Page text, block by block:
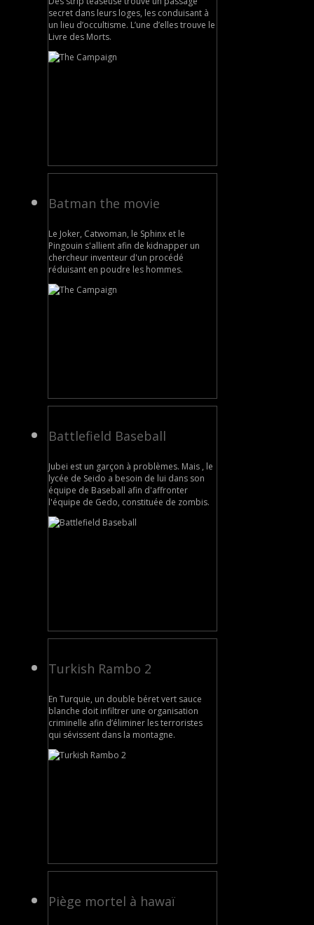
secret dans leurs loges, les conduisant à
un lieu d’occultisme. L’une d’elles trouve le
Livre des Morts.
Batman the movie
Le Joker, Catwoman, le Sphinx et le
Pingouin s'allient afin de kidnapper un
chercheur inventeur d'un procédé
réduisant en poudre les hommes.
Battlefield Baseball
Jubei est un garçon à problèmes. Mais , le
lycée de Seido a besoin de lui dans son
équipe de Baseball afin d'affronter
l'équipe de Gedo, constituée de zombis.
Turkish Rambo 2
En Turquie, un double béret vert sauce
blanche doit infiltrer une organisation
criminelle afin d’éliminer les terroristes
qui sévissent dans la montagne.
Piège mortel à hawaï